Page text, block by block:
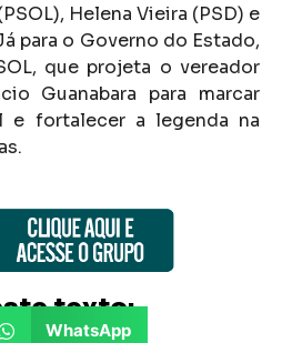
Helena Vieira (PSD) e
para o Governo do Estado,
que projeta o vereador
Guanabara para marcar
e fortalecer a legenda na
texto:
WhatsApp